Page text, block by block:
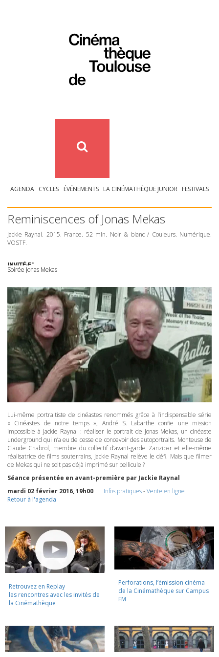
AGENDA CYCLES ÉVÉNEMENTS LA CINÉMATHÈQUE JUNIOR FESTIVALS
Reminiscences of Jonas Mekas
Jackie Raynal. 2015. France. 52 min. Noir & blanc / Couleurs. Numérique.
VOSTF.
Soirée Jonas Mekas
Lui-même portraitiste de cinéastes renommés grâce à l’indispensable série
« Cinéastes de notre temps », André S. Labarthe confie une mission
impossible à Jackie Raynal : réaliser le portrait de Jonas Mekas, un cinéaste
underground qui n’a eu de cesse de concevoir des autoportraits. Monteuse de
Claude Chabrol, membre du collectif d’avant-garde Zanzibar et elle-même
réalisatrice de films souterrains, Jackie Raynal relève le défi. Mais que filmer
de Mekas qui ne soit pas déjà imprimé sur pellicule ?
Séance présentée en avant-première par Jackie Raynal
mardi 02 février 2016, 19h00
Infos pratiques-Vente en ligne
Retour à l'agenda
Retrouvez en Replay
les rencontres avec les invités de
la Cinémathèque
Perforations, l’émission cinéma
de la Cinémathèque sur Campus
FM